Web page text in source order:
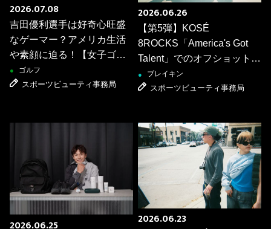
2026.07.08
吉田優利選手は好奇心旺盛
なゲーマー？アメリカ生活
や素顔に迫る！【女子ゴル
ファー質問リレー】
● ゴルフ
スポーツビューティ事務局
2026.06.26
【第5弾】KOSÉ
8ROCKS「America's Got
Talent」でのオフショットを
公開！
● ブレイキン
スポーツビューティ事務局
2026.06.25 2026.06.23